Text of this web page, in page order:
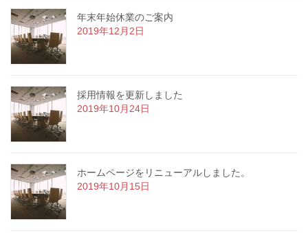
年末年始休業のご案内
2019年12月2日
採用情報を更新しました
2019年10月24日
ホームページをリニューアルしました。
2019年10月15日